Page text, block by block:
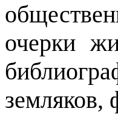
очерки
земляков,